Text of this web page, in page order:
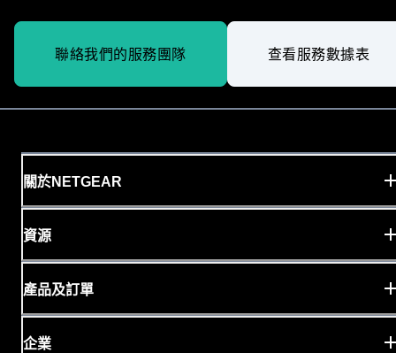
聯絡我們的服務團隊 查看服務數據表
關於NETGEAR
資源
產品及訂單
企業